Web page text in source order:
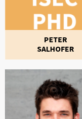
PETER
SALHOFER